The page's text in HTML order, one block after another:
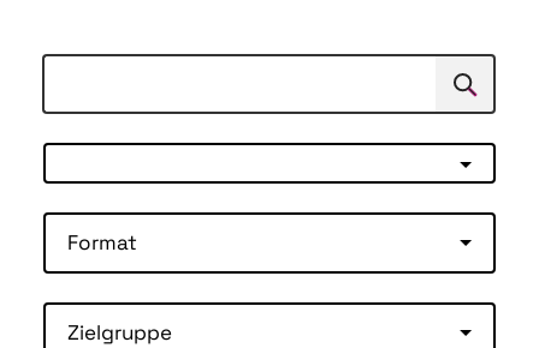
Suchen
Format
Zielgruppe